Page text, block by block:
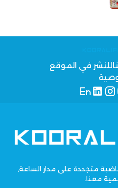
للنشر في الموقع
متجددة على مدار الساعة,
معنا.